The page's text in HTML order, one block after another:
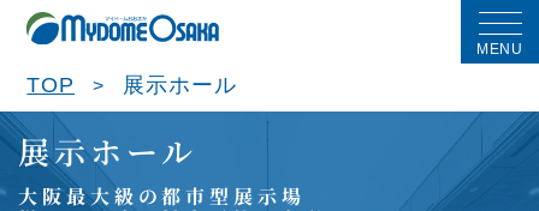
MENU
TOP 展示ホール
展示ホール
大阪最大級の都市型展示場